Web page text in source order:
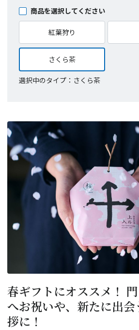
商品を選択してください
紅葉狩り
さくら茶
選択中のタイプ：さくら茶
春ギフトにオススメ！
へお祝いや、新たに出
拶に！